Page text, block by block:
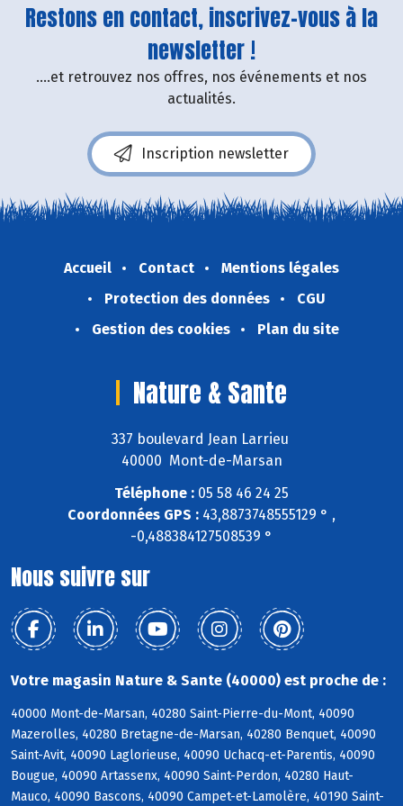
Restons en contact, inscrivez-vous à la
newsletter !
....et retrouvez nos offres, nos événements et nos
actualités.
Inscription newsletter
Accueil Contact
Mentions légales
Protection des données
CGU
Gestion des cookies
Plan du site
Nature & Sante
337 boulevard Jean Larrieu
40000 Mont-de-Marsan
Téléphone : 05 58 46 24 25
Coordonnées GPS : 43,8873748555129 ° ,
-0,488384127508539 °
Nous suivre sur
Votre magasin Nature & Sante (40000) est proche de :
40000 Mont-de-Marsan, 40280 Saint-Pierre-du-Mont, 40090
Mazerolles, 40280 Bretagne-de-Marsan, 40280 Benquet, 40090
Saint-Avit, 40090 Laglorieuse, 40090 Uchacq-et-Parentis, 40090
Bougue, 40090 Artassenx, 40090 Saint-Perdon, 40280 Haut-
Mauco, 40090 Bascons, 40090 Campet-et-Lamolère, 40190 Saint-